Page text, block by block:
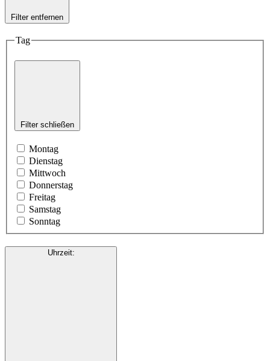
Filter entfernen
Tag
Filter schließen
Montag
Dienstag
Mittwoch
Donnerstag
Freitag
Samstag
Sonntag
Uhrzeit: